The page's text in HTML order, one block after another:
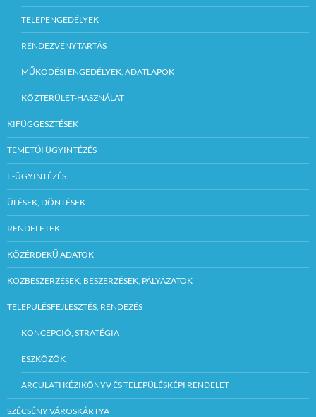
TELEPENGEDÉLYEK
RENDEZVÉNYTARTÁS
MŰKÖDÉSI ENGEDÉLYEK, ADATLAPOK
KÖZTERÜLET-HASZNÁLAT
KIFÜGGESZTÉSEK
TEMETŐI ÜGYINTÉZÉS
E-ÜGYINTÉZÉS
ÜLÉSEK, DÖNTÉSEK
RENDELETEK
KÖZÉRDEKŰ ADATOK
KÖZBESZERZÉSEK, BESZERZÉSEK, PÁLYÁZATOK
TELEPÜLÉSFEJLESZTÉS, RENDEZÉS
KONCEPCIÓ, STRATÉGIA
ESZKÖZÖK
ARCULATI KÉZIKÖNYV ÉS TELEPÜLÉSKÉPI RENDELET
SZÉCSÉNY VÁROSKÁRTYA